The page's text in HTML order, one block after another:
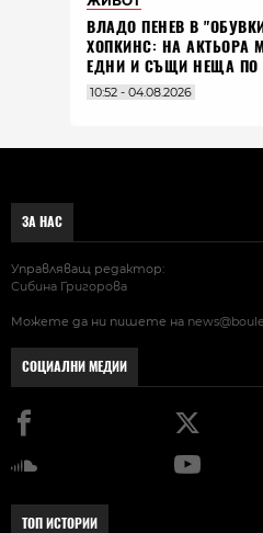
ВЛАДO ПЕНЕВ В
ХОПКИНС: НА АКТЬОРА
ЕДНИ И СЪЩИ НЕЩА ПО
10:52 - 04.08.2026
ЗА НАС
Управляващ редактор:
Сибина Григорова
Можете да ни пишете на
СОЦИАЛНИ МЕДИИ
ТОП ИСТОРИИ